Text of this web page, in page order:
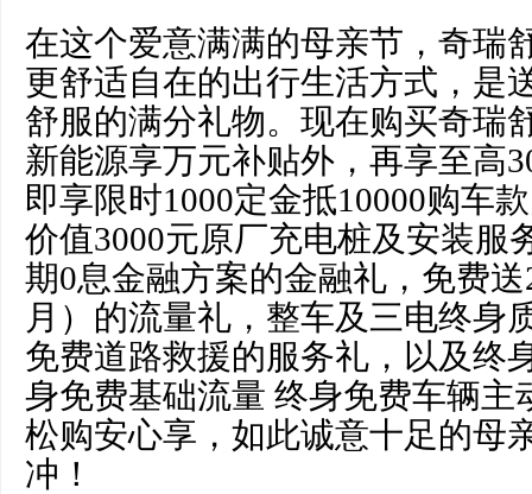
在这个爱意满满的母亲节，奇瑞
更舒适自在的出行生活方式，是
舒服的满分礼物。现在购买奇瑞
新能源享万元补贴外，再享至高
即享限时1000定金抵10000购车
价值3000元原厂充电桩及安装服
期0息金融方案的金融礼，免费
月）的流量礼，整车及三电终身
免费道路救援的服务礼，以及终
身免费基础流量 终身免费车辆主
松购安心享，如此诚意十足的母
冲！